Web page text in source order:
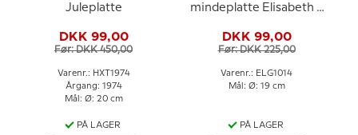
Juleplatte
DKK 99,00
Før: DKK 450,00
Varenr.: HXT1974
Årgang: 1974
Mål: Ø: 20 cm
PÅ LAGER
mindeplatte Elisabeth II
DKK 99,00
Før: DKK 225,00
Varenr.: ELG1014
Mål: Ø: 19 cm
PÅ LAGER